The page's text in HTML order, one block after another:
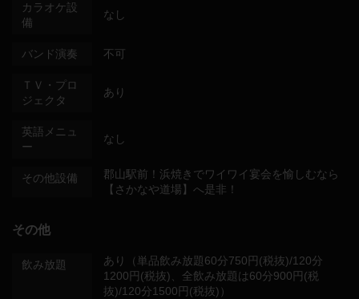
カラオケ設
備
なし
バンド演奏 不可
ＴＶ・プロ
ジェクタ
あり
英語メニュ
ー
なし
その他設備
郡山駅前！浜焼きでワイワイ宴会を愉しむなら
【さかなや道場】へ是非！
その他
飲み放題
あり（単品飲み放題60分750円(税抜)/120分
1200円(税抜)、全飲み放題は60分900円(税
抜)/120分1500円(税抜)）